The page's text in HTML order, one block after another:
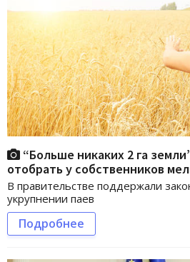
“Больше никаких 2 га
отобрать у собственников
В правительстве поддержали
укрупнении паев
Подробнее